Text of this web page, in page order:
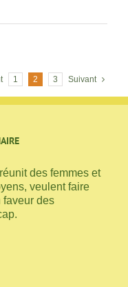
1 2 3 Suivant
des femmes et
veulent faire
faveur des